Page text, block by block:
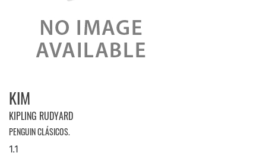
KIM
KIPLING RUDYARD
PENGUIN CLÁSICOS.
1.1